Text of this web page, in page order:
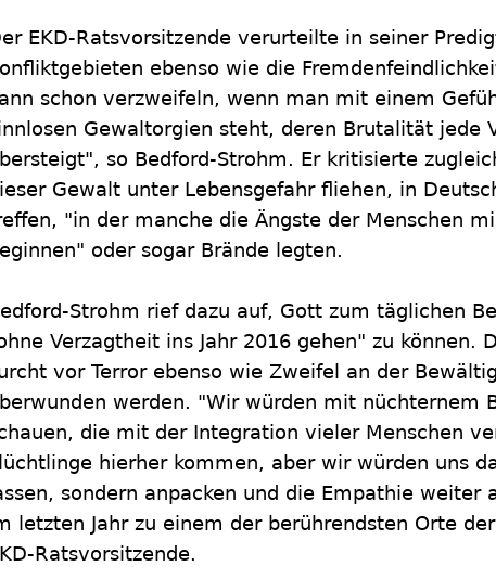
EKD-Ratsvorsitzende verurteilte in seiner
ebenso wie die
schon verzweifeln, wenn man mit einem
Gewaltorgien steht, deren Brutalität jede
so Bedford-Strohm. Er kritisierte
Gewalt unter Lebensgefahr fliehen, in
"in der manche die Ängste der Menschen
oder sogar Brände legten.
Strohm rief dazu auf, Gott zum täglichen
Verzagtheit ins Jahr 2016 gehen" zu können.
vor Terror ebenso wie Zweifel an der
werden. "Wir würden mit nüchternem
die mit der Integration vieler Menschen
hierher kommen, aber wir würden uns
sondern anpacken und die Empathie weiter
letzten Jahr zu einem der berührendsten Orte
Ratsvorsitzende.